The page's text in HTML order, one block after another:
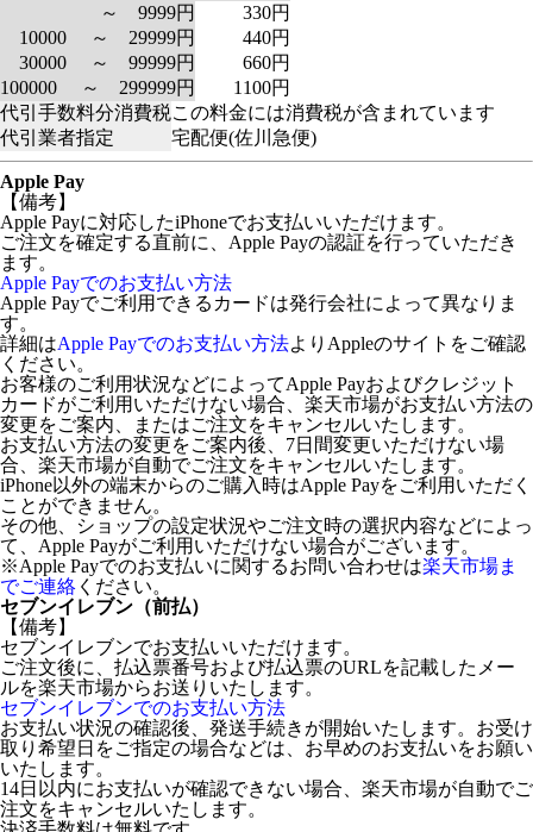
～ 9999円
330円
10000 ～ 29999円
440円
30000 ～ 99999円
660円
100000 ～ 299999円
1100円
代引手数料分消費税この料金には消費税が含まれています
代引業者指定
宅配便(佐川急便)
Apple Pay
【備考】
Apple Payに対応したiPhoneでお支払いいただけます。
ご注文を確定する直前に、Apple Payの認証を行っていただき
ます。
Apple Payでのお支払い方法
Apple Payでご利用できるカードは発行会社によって異なりま
す。
詳細はApple Payでのお支払い方法よりAppleのサイトをご確認
ください。
お客様のご利用状況などによってApple Payおよびクレジット
カードがご利用いただけない場合、楽天市場がお支払い方法の
変更をご案内、またはご注文をキャンセルいたします。
お支払い方法の変更をご案内後、7日間変更いただけない場
合、楽天市場が自動でご注文をキャンセルいたします。
iPhone以外の端末からのご購入時はApple Payをご利用いただく
ことができません。
その他、ショップの設定状況やご注文時の選択内容などによっ
て、Apple Payがご利用いただけない場合がございます。
※Apple Payでのお支払いに関するお問い合わせは楽天市場ま
でご連絡 ください。
セブンイレブン（前払）
【備考】
セブンイレブンでお支払いいただけます。
ご注文後に、払込票番号および払込票のURLを記載したメー
ルを楽天市場からお送りいたします。
セブンイレブンでのお支払い方法
お支払い状況の確認後、発送手続きが開始いたします。お受け
取り希望日をご指定の場合などは、お早めのお支払いをお願い
いたします。
14日以内にお支払いが確認できない場合、楽天市場が自動でご
注文をキャンセルいたします。